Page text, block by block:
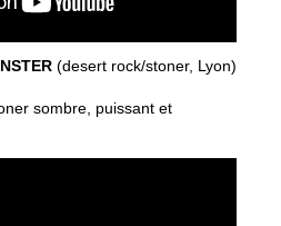
(desert rock/stoner, Lyon)
sombre, puissant et